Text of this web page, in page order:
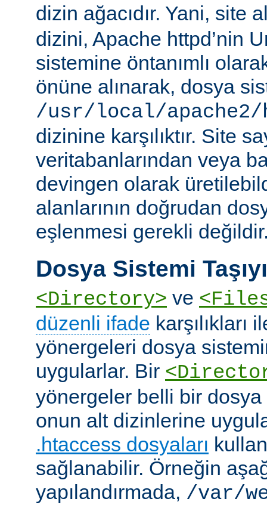
dizin ağacıdır. Yani, site
dizini, Apache httpd’nin
sistemine öntanımlı
önüne alınarak, dosya
/usr/local/
dizinine karşılıktır. Site
veritabanlarından veya
devingen olarak
alanlarının doğrudan
eşlenmesi gerekli
Dosya Sistemi
<Directory> ve
düzenli ifade karşılıkları
yönergeleri dosya
uygularlar. Bir
yönergeler belli bir
onun alt dizinlerine
.htaccess dosyaları
sağlanabilir. Örneğin
yapılandırmada, /var/